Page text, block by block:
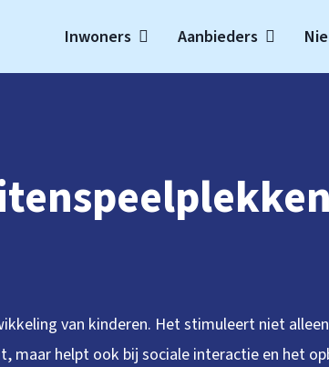
Inwoners Aanbieders
van kinderen. Het stimuleert niet
maar helpt ook bij sociale interactie en het